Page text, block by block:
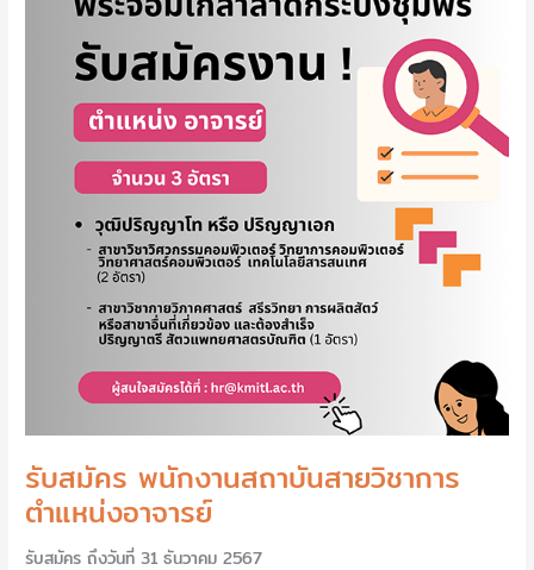
รับสมัคร พนักงานสถาบันสายวิชาการ
ตำแหน่งอาจารย์
รับสมัคร ถึงวันที่ 31 ธันวาคม 2567
พนักงาน
อาจารย์